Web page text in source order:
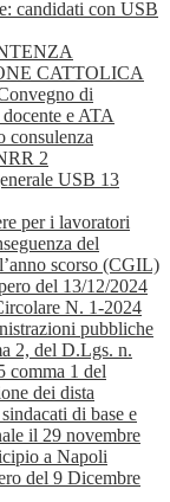
candidati con USB
CATTOLICA
di
e ATA
consulenza
2
USB 13
per i lavoratori
del
scorso (CGIL)
del 13/12/2024
N. 1-2024
pubbliche
2, del D.Lgs. n.
comma 1 del
dei dista
di base e
il 29 novembre
a Napoli
del 9 Dicembre